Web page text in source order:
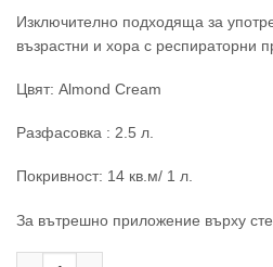
Изключително подходяща за
възрастни и хора с респираторни
Цвят: Almond Cream
Разфасовка : 2.5 л.
Покривност: 14 кв.м/ 1 л.
За вътрешно приложение върху
количество за БОЯ ЗА КУХНЯ